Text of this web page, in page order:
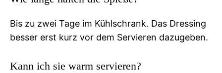
Bis zu zwei Tage im Kühlschrank. Das Dressing
besser erst kurz vor dem Servieren dazugeben.
Kann ich sie warm servieren?